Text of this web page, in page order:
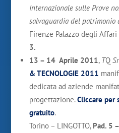
Internazionale sulle Prove
salvaguardia del patrimonio
Firenze Palazzo degli
3.
13 – 14 Aprile 2011, TQ
& TECNOLOGIE 2011
dedicata ad aziende
progettazione.Cliccare per
gratuito.
Torino – LINGOTTO, Pad. 5